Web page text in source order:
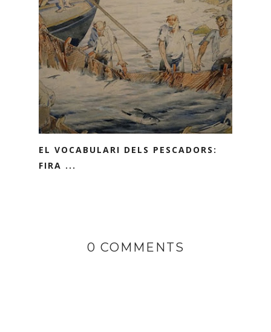
EL VOCABULARI DELS PESCADORS:
FIRA ...
0 COMMENTS